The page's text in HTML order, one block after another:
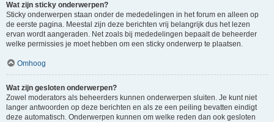
Wat zijn sticky onderwerpen?
Sticky onderwerpen staan onder de mededelingen in het forum en alleen op
de eerste pagina. Meestal zijn deze berichten vrij belangrijk dus het lezen
ervan wordt aangeraden. Net zoals bij mededelingen bepaalt de beheerder
welke permissies je moet hebben om een sticky onderwerp te plaatsen.
Omhoog
Wat zijn gesloten onderwerpen?
Zowel moderators als beheerders kunnen onderwerpen sluiten. Je kunt niet
langer antwoorden op deze berichten en als ze een peiling bevatten eindigt
deze automatisch. Onderwerpen kunnen om welke reden dan ook gesloten